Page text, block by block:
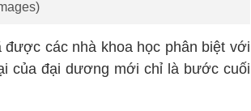
các nhà khoa học phân biệt với
của đại dương mới chỉ là bước cuối